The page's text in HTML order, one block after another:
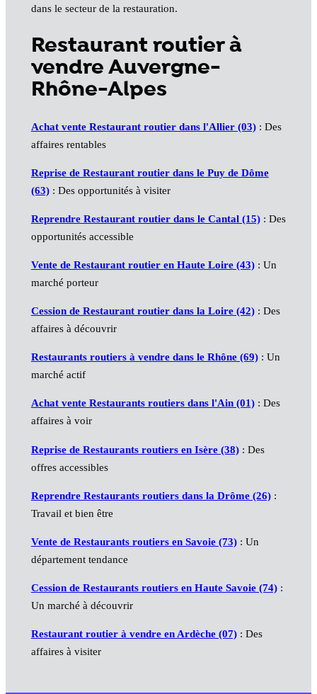
dans le secteur de la restauration.
Restaurant routier à
vendre Auvergne-
Rhône-Alpes
Achat vente Restaurant routier dans l'Allier (03): Des
affaires rentables
Reprise de Restaurant routier dans le Puy de Dôme
(63): Des opportunités à visiter
Reprendre Restaurant routier dans le Cantal (15): Des
opportunités accessible
Vente de Restaurant routier en Haute Loire (43): Un
marché porteur
Cession de Restaurant routier dans la Loire (42): Des
affaires à découvrir
Restaurants routiers à vendre dans le Rhône (69): Un
marché actif
Achat vente Restaurants routiers dans l'Ain (01): Des
affaires à voir
Reprise de Restaurants routiers en Isère (38): Des
offres accessibles
Reprendre Restaurants routiers dans la Drôme (26):
Travail et bien être
Vente de Restaurants routiers en Savoie (73): Un
département tendance
Cession de Restaurants routiers en Haute Savoie (74):
Un marché à découvrir
Restaurant routier à vendre en Ardèche (07): Des
affaires à visiter